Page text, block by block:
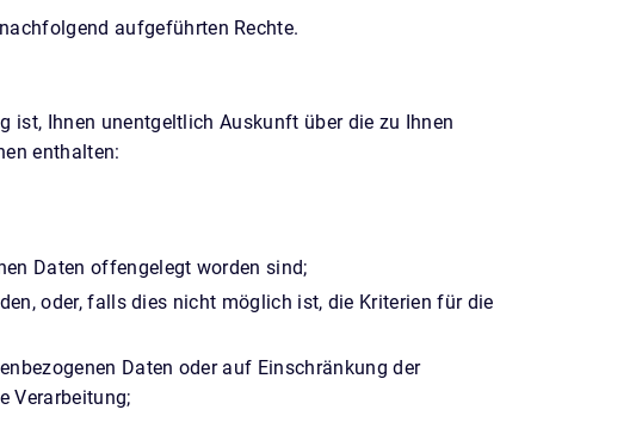
aufgeführten Rechte.
Ihnen unentgeltlich Auskunft über die zu Ihnen
enthalten:
Daten offengelegt worden sind;
oder, falls dies nicht möglich ist, die Kriterien für die
Daten oder auf Einschränkung der
Verarbeitung;